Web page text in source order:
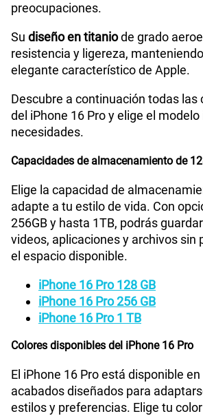
preocupaciones.
Su diseño en titaniode grado
resistencia y ligereza,
elegante característico de Apple.
Descubre a continuación todas
del iPhone 16 Pro y elige el
necesidades.
Capacidades de almacenamiento de
Elige la capacidad de
adapte a tu estilo de vida. Con
256GB y hasta 1TB, podrás
videos, aplicaciones y archivos sin
el espacio disponible.
iPhone 16 Pro 128 GB
iPhone 16 Pro 256 GB
iPhone 16 Pro 1 TB
Colores disponibles del iPhone 16 Pro
El iPhone 16 Pro está disponible
acabados diseñados para
estilos y preferencias. Elige tu